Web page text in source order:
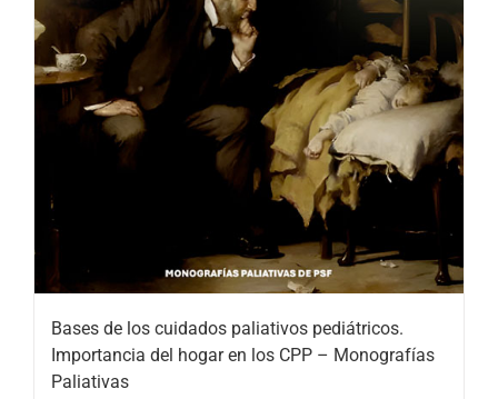
Bases de los cuidados paliativos pediátricos.
Importancia del hogar en los CPP – Monografías
Paliativas